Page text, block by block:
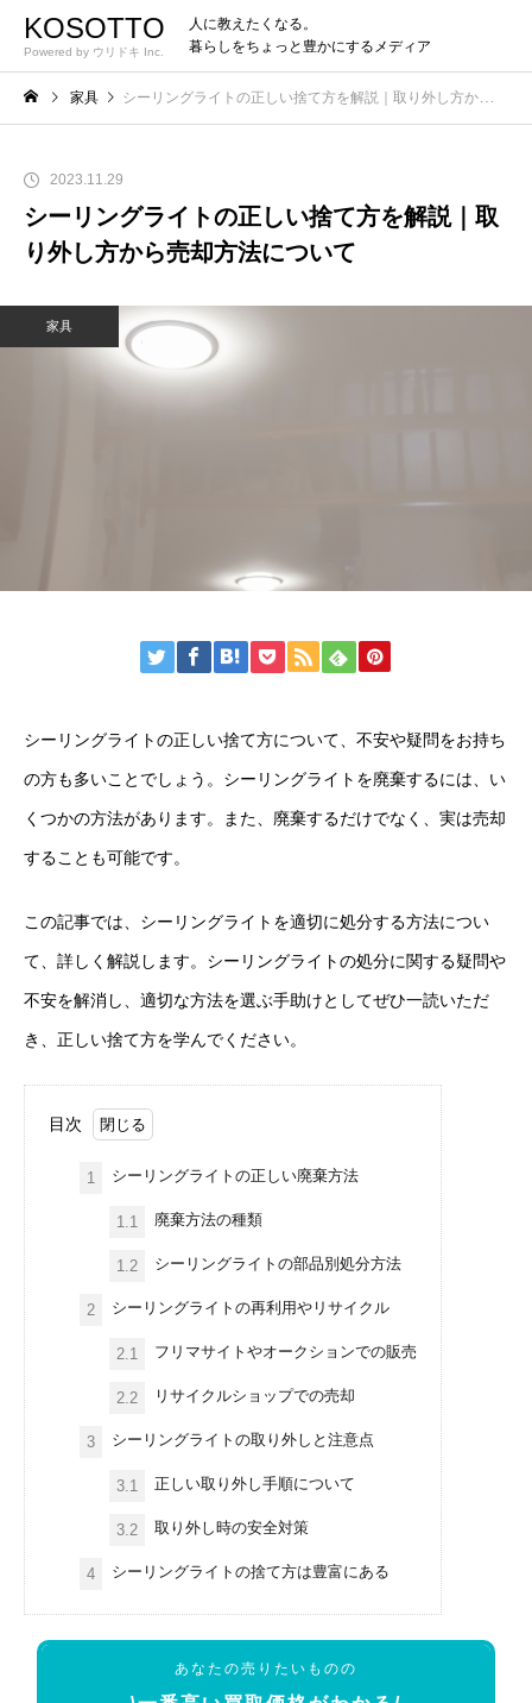
KOSOTTO
Powered by ウリドキ Inc.
人に教えたくなる。
暮らしをちょっと豊かにするメディア
家具 シーリングライトの正しい捨て方を解説｜取り外し方から売却方法について
2023.11.29
シーリングライトの正しい捨て方を解説｜取
り外し方から売却方法について
家具
シーリングライトの正しい捨て方について、不安や疑問をお持ち
の方も多いことでしょう。シーリングライトを廃棄するには、い
くつかの方法があります。また、廃棄するだけでなく、実は売却
することも可能です。
この記事では、シーリングライトを適切に処分する方法につい
て、詳しく解説します。シーリングライトの処分に関する疑問や
不安を解消し、適切な方法を選ぶ手助けとしてぜひ一読いただ
き、正しい捨て方を学んでください。
目次
1 シーリングライトの正しい廃棄方法
1.1 廃棄方法の種類
1.2 シーリングライトの部品別処分方法
2 シーリングライトの再利用やリサイクル
2.1 フリマサイトやオークションでの販売
2.2 リサイクルショップでの売却
3 シーリングライトの取り外しと注意点
3.1 正しい取り外し手順について
3.2 取り外し時の安全対策
4 シーリングライトの捨て方は豊富にある
あなたの売りたいものの